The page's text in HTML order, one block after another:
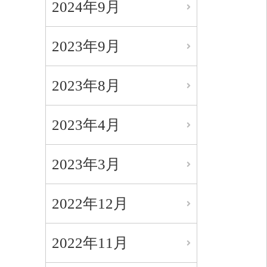
2024年9月
2023年9月
2023年8月
2023年4月
2023年3月
2022年12月
2022年11月